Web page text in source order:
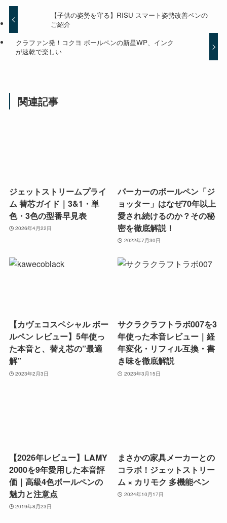
【子供の姿勢を守る】RISU スマート姿勢改善ペンの
ご紹介
クラファン発！コクヨ ボールペンの新星WP、インク
が速乾で楽しい
関連記事
ジェットストリームプライ
ム 替芯ガイド｜3&1・単
色・3色の型番早見表
2026年4月22日
パーカーのボールペン「ジ
ョッター」はなぜ70年以上
愛され続けるのか？その秘
密を徹底解説！
2022年7月30日
【カヴェコスペシャル ボー
ルペン レビュー】5年使っ
た本音と、替え芯の”最適
解”
2023年2月3日
サクラクラフトラボ007を3
年使った本音レビュー｜経
年変化・リフィル互換・書
き味を徹底解説
2023年3月15日
【2026年レビュー】LAMY
2000を9年愛用した本音評
価｜高級4色ボールペンの
魅力と注意点
2019年8月23日
まさかの家具メーカーとの
コラボ！ジェットストリー
ム × カリモク 多機能ペン
2024年10月17日